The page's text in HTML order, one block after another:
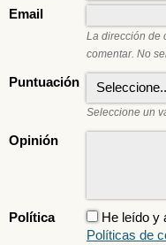
Email
La dirección de
comentar. No
Puntuación
Seleccione un
Opinión
Política He leído y
Políticas de